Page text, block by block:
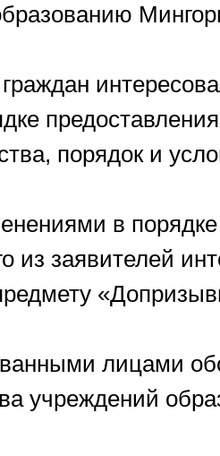
порядок и
в
из заявителей
лицами
учреждений